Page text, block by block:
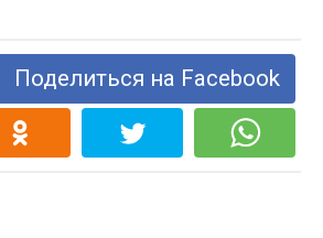
Поделиться на Facebook